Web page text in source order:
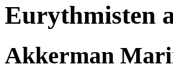
Eurythmisten
Akkerman